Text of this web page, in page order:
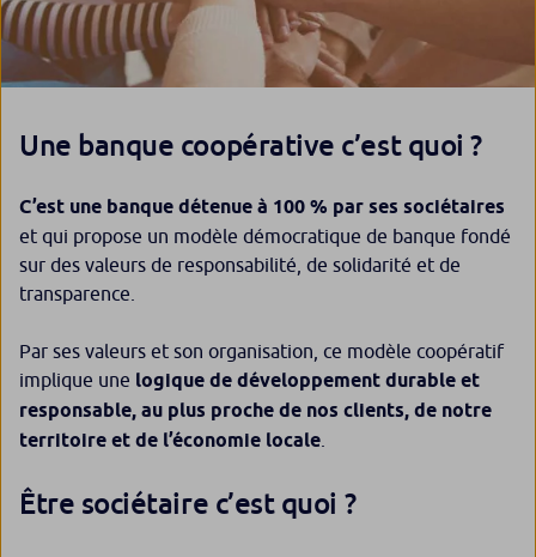
Une banque coopérative c’est quoi ?
C’est une banque détenue à 100 % par ses sociétaires
et qui propose un modèle démocratique de banque fondé
sur des valeurs de responsabilité, de solidarité et de
transparence.
Par ses valeurs et son organisation, ce modèle coopératif
implique une logique de développement durable et
responsable, au plus proche de nos clients, de notre
territoire et de l’économie locale
Être sociétaire c’est quoi ?